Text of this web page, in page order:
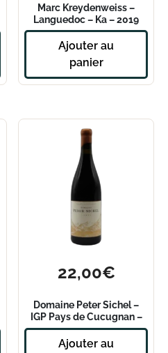
Marc Kreydenweiss –
Languedoc – Ka – 2019
Ajouter au
panier
22,00€
Domaine Peter Sichel –
IGP Pays de Cucugnan –
Vallée de Cucugnan 2019
Ajouter au